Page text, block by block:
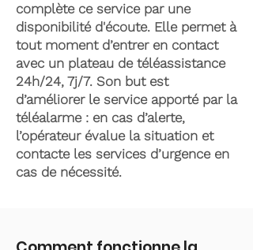
complète ce service par une
disponibilité d'écoute. Elle permet à
tout moment d’entrer en contact
avec un plateau de téléassistance
24h/24, 7j/7. Son but est
d’améliorer le service apporté par la
téléalarme : en cas d’alerte,
l’opérateur évalue la situation et
contacte les services d’urgence en
cas de nécessité.